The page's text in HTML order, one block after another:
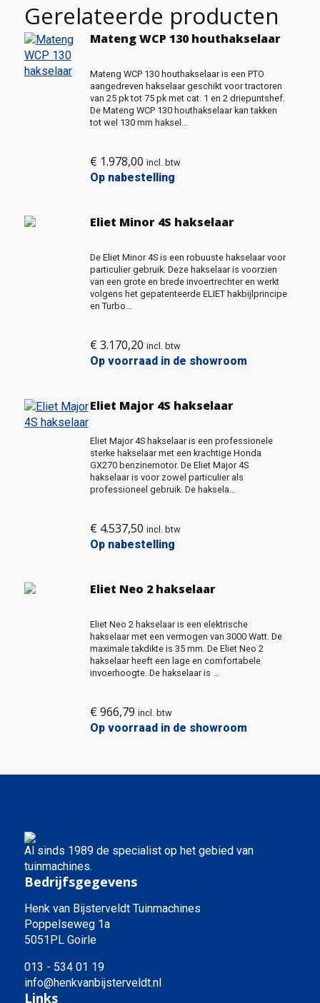
Gerelateerde producten
Mateng WCP 130 houthakselaar
Mateng WCP 130 houthakselaar is een PTO
aangedreven hakselaar geschikt voor tractoren
van 25 pk tot 75 pk met cat. 1 en 2 driepuntshef.
De Mateng WCP 130 houthakselaar kan takken
tot wel 130 mm haksel...
€ 1.978,00 incl. btw
Op nabestelling
Eliet Minor 4S hakselaar
De Eliet Minor 4S is een robuuste hakselaar voor
particulier gebruik. Deze hakselaar is voorzien
van een grote en brede invoertrechter en werkt
volgens het gepatenteerde ELIET hakbijlprincipe
en Turbo...
€ 3.170,20 incl. btw
Op voorraad in de showroom
Eliet Major 4S hakselaar
Eliet Major 4S hakselaar is een professionele
sterke hakselaar met een krachtige Honda
GX270 benzinemotor. De Eliet Major 4S
hakselaar is voor zowel particulier als
professioneel gebruik. De haksela...
€ 4.537,50 incl. btw
Op nabestelling
Eliet Neo 2 hakselaar
Eliet Neo 2 hakselaar is een elektrische
hakselaar met een vermogen van 3000 Watt. De
maximale takdikte is 35 mm. De Eliet Neo 2
hakselaar heeft een lage en comfortabele
invoerhoogte. De hakselaar is ...
€ 966,79 incl. btw
Op voorraad in de showroom
Al sinds 1989 de specialist op het gebied van
tuinmachines.
Bedrijfsgegevens
Henk van Bijsterveldt Tuinmachines
Poppelseweg 1a
5051PL Goirle
013 - 534 01 19
info@henkvanbijsterveldt.nl
Links